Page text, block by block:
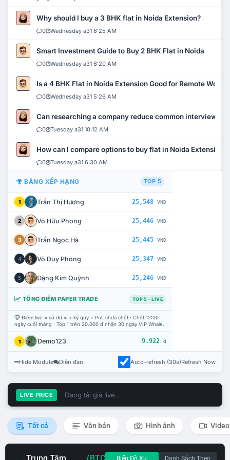
Why should I buy a 3 BHK flat in Noida Extension?
0 Wednesday a31 6:25 AM
Smart Investment Guide to Buy 2 BHK Flat in Noida
0 Wednesday a31 6:20 AM
Is a 4 BHK Flat in Noida Extension Good for Remote Work?
0 Wednesday a31 5:26 AM
Can researching a company reduce common interview
0 Tuesday a31 10:12 AM
How can I compare options to buy flat in Noida Extension?
0 Tuesday a31 6:30 AM
BẢNG XẾP HẠNG TOP 5
1 Trần Thị Hương 25,548 VNĐ
2 Võ Hữu Phong 25,446 VNĐ
3 Trần Ngọc Hà 25,445 VNĐ
4 Võ Duy Phong 25,347 VNĐ
5 Đặng Kim Quỳnh 25,246 VNĐ
TỔNG ĐIỂM PAPER TRADE TOP 5 · LIVE
Điểm live = số dư ví + ký quỹ + PnL chưa chốt · Chốt 12:00
ngày cuối tháng · Top 1 trên 20.000 đ nhận 30 ngày VIP Whale.
1 Demo123 9.922 đ
Hide Module Diễn đàn Auto-refresh (30s)Refresh Now
LIVE PRICE Đang tải giá live...
Tất cả Văn bản Hình ảnh Video
Biểu Đồ Xu Danh Sách Theo